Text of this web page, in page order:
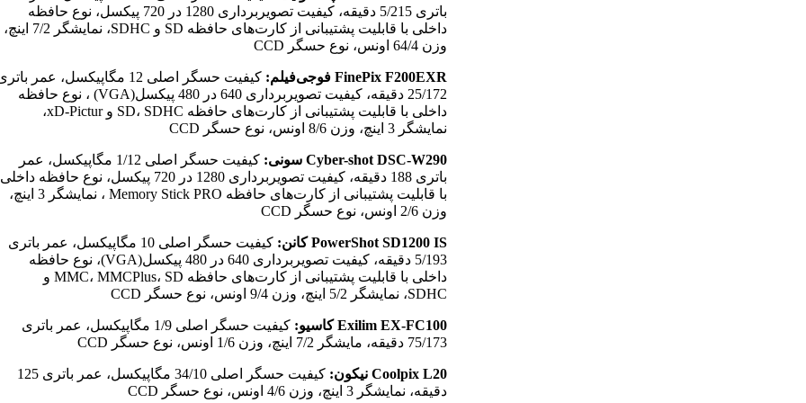
باتری 5/215 دقیقه، کیفیت تصویربرداری 1280 در 720 پیکسل، نوع حافظه
داخلی با قابلیت پشتیبانی از کارت‌های حافظه SD و SDHC، نمایشگر 7/2 اینچ،
وزن 64/4 اونس، نوع حسگر CCD
FinePix F200EXR فوجی‌فیلم:
کیفیت حسگر اصلی 12 مگاپیکسل، عمر
25/172 دقیقه، کیفیت تصویربرداری 640 در 480 پیکسل(VGA) ، نوع حافظه
داخلی با قابلیت پشتیبانی از کارت‌های حافظه SD، SDHC و xD-Pictur،
نمایشگر 3 اینچ، وزن 8/6 اونس، نوع حسگر CCD
Cyber-shot DSC-W290 سونی:
کیفیت حسگر اصلی 1/12 مگاپیکسل، عمر
باتری 188 دقیقه، کیفیت تصویربرداری 1280 در 720 پیکسل، نوع حافظه داخلی
با قابلیت پشتیبانی از کارت‌های حافظه Memory Stick PRO ، نمایشگر 3 اینچ،
وزن 2/6 اونس، نوع حسگر CCD
PowerShot SD1200 IS کانن:
کیفیت حسگر اصلی 10 مگاپیکسل، عمر باتری
5/193 دقیقه، کیفیت تصویربرداری 640 در 480 پیکسل(VGA)، نوع حافظه
داخلی با قابلیت پشتیبانی از کارت‌های حافظه MMC، MMCPlus، SD و
SDHC، نمایشگر 5/2 اینچ، وزن 9/4 اونس، نوع حسگر CCD
Exilim EX-FC100 کاسیو:
کیفیت حسگر اصلی 1/9 مگاپیکسل، عمر باتری
75/173 دقیقه، مایشگر 7/2 اینچ، وزن 1/6 اونس، نوع حسگر CCD
Coolpix L20 نیکون:
کیفیت حسگر اصلی 34/10 مگاپیکسل، عمر باتری 125
دقیقه، نمایشگر 3 اینچ، وزن 4/6 اونس، نوع حسگر CCD